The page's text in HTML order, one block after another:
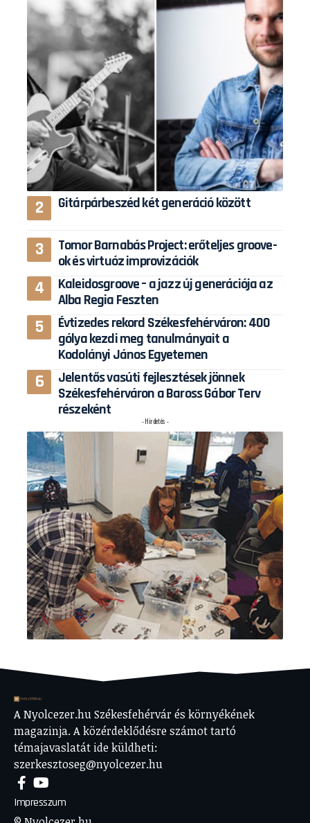
Gitárpárbeszéd két generáció között
Tomor Barnabás Project: erőteljes groove-
ok és virtuóz improvizációk
Kaleidosgroove – a jazz új generációja az
Alba Regia Feszten
Évtizedes rekord Székesfehérváron: 400
gólya kezdi meg tanulmányait a
Kodolányi János Egyetemen
Jelentős vasúti fejlesztések jönnek
Székesfehérváron a Baross Gábor Terv
részeként
- Hirdetés -
A Nyolcezer.hu Székesfehérvár és környékének
magazinja. A közérdeklődésre számot tartó
témajavaslatát ide küldheti:
szerkesztoseg@nyolcezer.hu
Impresszum